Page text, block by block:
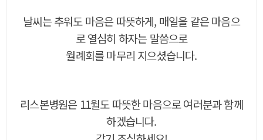
날씨는 추워도 마음은 따뜻하게, 매일을 같은 마음으
로 열심히 하자는 말씀으로
월례회를 마무리 지으셨습니다.
리스본병원은 11월도 따뜻한 마음으로 여러분과 함께
하겠습니다.